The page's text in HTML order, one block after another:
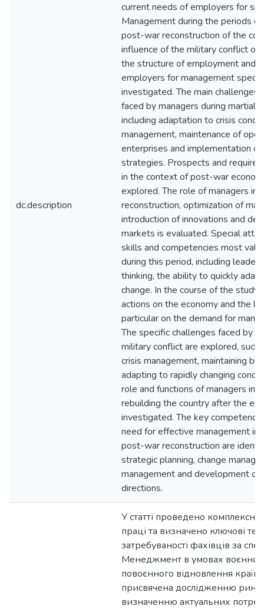
dc.description
current needs of employers for
Management during the periods
post-war reconstruction of the
influence of the military conflict on
the structure of employment and
employers for management
investigated. The main challenges
faced by managers during martial
including adaptation to crisis
management, maintenance of
enterprises and implementation
strategies. Prospects and
in the context of post-war
explored. The role of managers in
reconstruction, optimization of
introduction of innovations and
markets is evaluated. Special
skills and competencies most
during this period, including
thinking, the ability to quickly
change. In the course of the
actions on the economy and the
particular on the demand for
The specific challenges faced by
military conflict are explored, such
crisis management, maintaining
adapting to rapidly changing
role and functions of managers in
rebuilding the country after the
investigated. The key
need for effective management in
post-war reconstruction are
strategic planning, change
management and development of
directions.
У статті проведено
праці та визначено ключові
затребуваності фахівців за
Менеджмент в умовах
повоєнного відновлення
присвячена дослідженню
визначенню актуальних